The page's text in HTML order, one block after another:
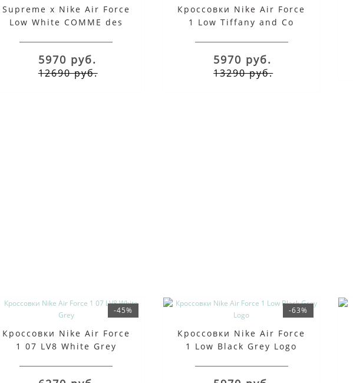
Supreme x Nike Air Force
Low White COMME des
5970 руб.
12690 руб.
Кроссовки Nike Air Force
1 Low Tiffany and Co
5970 руб.
13290 руб.
-45%
Кроссовки Nike Air Force
1 07 LV8 White Grey
-63%
Кроссовки Nike Air Force
1 Low Black Grey Logo